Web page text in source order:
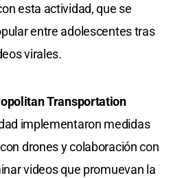
esta actividad, que se
entre adolescentes tras
virales.
Transportation
implementaron medidas
drones y colaboración con
videos que promuevan la